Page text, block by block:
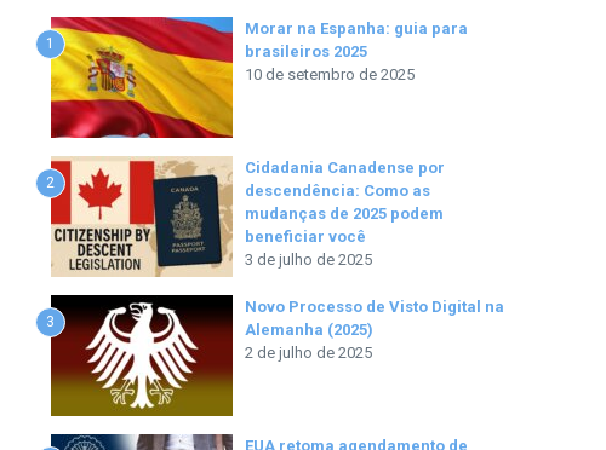
1
Morar na Espanha: guia para
brasileiros 2025
10 de setembro de 2025
2
Cidadania Canadense por
descendência: Como as
mudanças de 2025 podem
beneficiar você
3 de julho de 2025
3
Novo Processo de Visto Digital na
Alemanha (2025)
2 de julho de 2025
EUA retoma agendamento de